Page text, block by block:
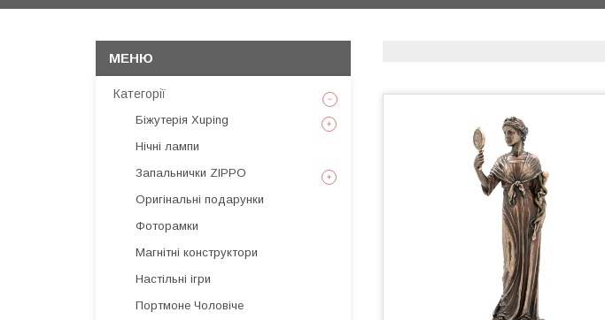
Категорії
Біжутерія Xuping
Нічні лампи
Запальнички ZIPPO
Оригінальні подарунки
Фоторамки
Магнітні конструктори
Настільні ігри
Портмоне Чоловіче